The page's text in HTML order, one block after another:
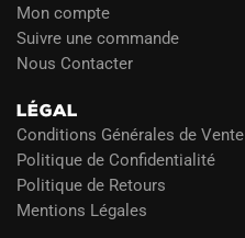
Mon compte
Suivre une commande
Nous Contacter
LÉGAL
Conditions Générales de Vente
Politique de Confidentialité
Politique de Retours
Mentions Légales